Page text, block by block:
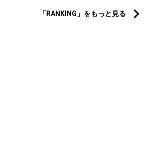
「RANKING」をもっと見る